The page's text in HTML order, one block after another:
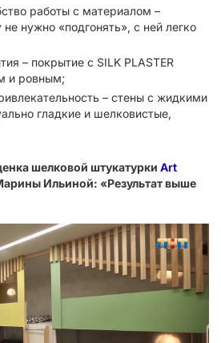
работы с материалом –
нужно «подгонять», с ней легко
– покрытие с SILK PLASTER
и ровным;
– стены с жидкими
гладкие и шелковистые,
шелковой штукатурки Art
Ильиной: «Результат выше